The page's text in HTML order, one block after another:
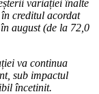
variației înalte
creditul acordat
august (de la 72,0
va continua
sub impactul
încetinit.